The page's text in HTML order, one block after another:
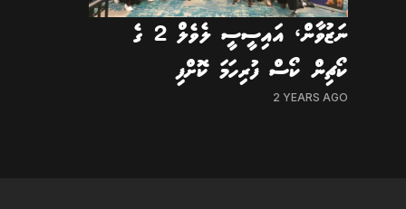
ނަޒުވާން، އައިސީސީ ލެވެލް 2 ގެ
ކޯޗިން ކޯސް ފުރިހަމަ ކޮށްފި
2 YEARS AGO